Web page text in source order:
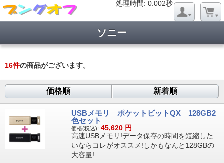
処理時間: 0.002秒
ソニー
16件の商品がございます。
価格順 新着順
USBメモリ ポケットビットQX 128GB2
色セット
価格(税込): 45,620 円
高速USBメモリ!データ保存の時間を短縮した
いならコレがオススメ!しかもなんと128GBの
大容量!
処理時間: 0.018秒